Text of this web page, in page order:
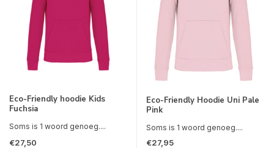
Eco-Friendly hoodie Kids
Fuchsia
Soms is 1 woord genoeg....
€27,50
Eco-Friendly Hoodie Uni Pale
Pink
Soms is 1 woord genoeg....
€27,95